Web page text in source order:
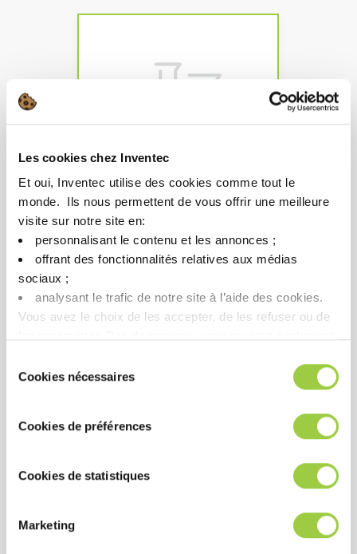
Les cookies chez Inventec
Et oui, Inventec utilise des cookies comme tout le
monde. ​ Ils nous permettent de vous offrir une meilleure
visite sur notre site en:​
personnalisant le contenu et les annonces ;​
offrant des fonctionnalités relatives aux médias
sociaux ; ​
analysant le trafic de notre site à l’aide des cookies.​
Vous avez le choix de les accepter, de les refuser ou de
cookies.​ ​ ​
duCookies nécessaires
Cookies de préférences
Cookies de statistiques
Marketing
Solution sur mesure
Vous ne trouvez pas le
produit idéal ? Nous pouvons
également vous proposer une
Nous contacter